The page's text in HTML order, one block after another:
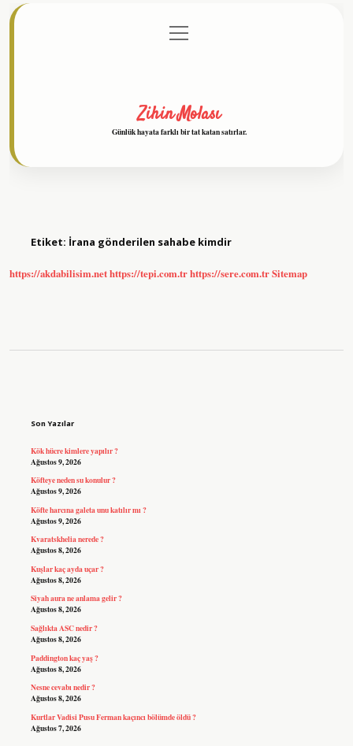
Gizlilik Politikası
menüyü
aç
Zihin Molası
Günlük hayata farklı bir tat katan satırlar.
Etiket: İrana gönderilen sahabe kimdir
https://akdabilisim.nethttps://tepi.com.trhttps://sere.com.trSitemap
Son Yazılar
Kök hücre kimlere yapılır ?
Ağustos 9, 2026
Köfteye neden su konulur ?
Ağustos 9, 2026
Köfte harcına galeta unu katılır mı ?
Ağustos 9, 2026
Kvaratskhelia nerede ?
Ağustos 8, 2026
Kuşlar kaç ayda uçar ?
Ağustos 8, 2026
Siyah aura ne anlama gelir ?
Ağustos 8, 2026
Sağlıkta ASC nedir ?
Ağustos 8, 2026
Paddington kaç yaş ?
Ağustos 8, 2026
Nesne cevabı nedir ?
Ağustos 8, 2026
Kurtlar Vadisi Pusu Ferman kaçıncı bölümde öldü ?
Ağustos 7, 2026